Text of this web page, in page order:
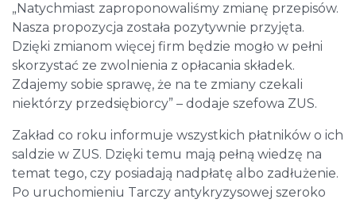
„Natychmiast zaproponowaliśmy zmianę przepisów.
Nasza propozycja została pozytywnie przyjęta.
Dzięki zmianom więcej firm będzie mogło w pełni
skorzystać ze zwolnienia z opłacania składek.
Zdajemy sobie sprawę, że na te zmiany czekali
niektórzy przedsiębiorcy” – dodaje szefowa ZUS.
Zakład co roku informuje wszystkich płatników o ich
saldzie w ZUS. Dzięki temu mają pełną wiedzę na
temat tego, czy posiadają nadpłatę albo zadłużenie.
Po uruchomieniu Tarczy antykryzysowej szeroko